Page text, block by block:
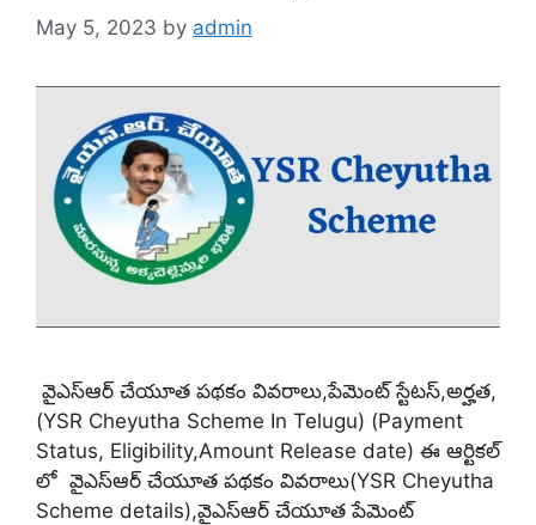
May 5, 2023 by admin
వైఎస్ఆర్ చేయూత పథకం వివరాలు,పేమెంట్ స్టేటస్,అర్హత,
(YSR Cheyutha Scheme In Telugu) (Payment
Status, Eligibility,Amount Release date) ఈ ఆర్టికల్
లో వైఎస్ఆర్ చేయూత పథకం వివరాలు(YSR Cheyutha
Scheme details),వైఎస్ఆర్ చేయూత పేమెంట్